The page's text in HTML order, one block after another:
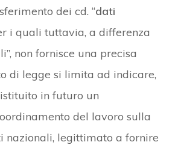
dei cd. “dati
i quali tuttavia, a differenza
non fornisce una precisa
di legge si limita ad indicare,
in futuro un
del lavoro sulla
nazionali, legittimato a fornire